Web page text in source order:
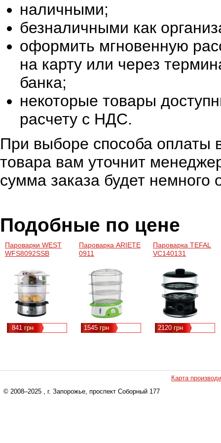
наличными;
безналичными как
оформить мгновенную
на карту или через
банка;
некоторые товары
расчету с НДС.
При выборе способа оплаты
товара вам уточнит
сумма заказа будет немного
Подобные по цене
Пароварки WEST
WFS8092SSB
841 грн
Пароварка ARIETE
0911
1545 грн
Пароварка TEFAL
VC140131
2120 грн
Карта
© 2008–2025 , г. Запорожье, проспект Соборный 177